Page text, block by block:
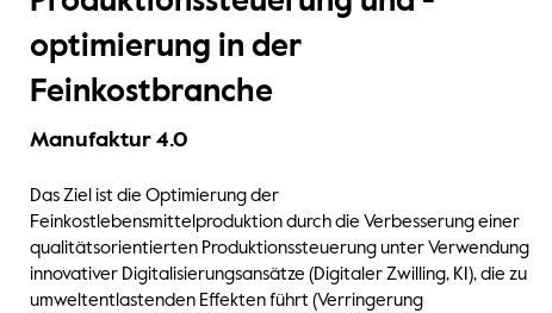
optimierung in der
Feinkostbranche
Manufaktur 4.0
Das Ziel ist die Optimierung der
Feinkostlebensmittelproduktion durch die Verbesserung einer
qualitätsorientierten Produktionssteuerung unter Verwendung
innovativer Digitalisierungsansätze (Digitaler Zwilling, KI), die zu
umweltentlastenden Effekten führt (Verringerung